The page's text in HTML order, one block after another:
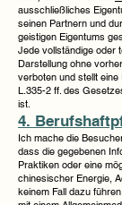
ausschließliches
seinen Partnern und
geistigen Eigentums
Jede vollständige oder
Darstellung ohne
verboten und stellt
L.335-2 ff. des
ist.
4.
Ich mache die
dass die gegebenen
Praktiken oder eine
chinesischer Energie,
keinem Fall dazu